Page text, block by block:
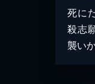
死に
殺志
襲い